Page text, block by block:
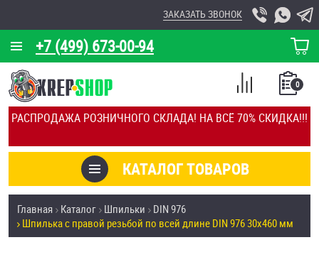
РАСПРОДАЖА РОЗНИЧНОГО СКЛАДА! НА ВСЁ 70% СКИДКА!!!
+7 (499) 673-00-94
ЗАКАЗАТЬ ЗВОНОК
КОРЗИНА
О КОМПАНИИ
КАЛЬКУЛЯТОР
ОТЗЫВЫ
УСЛУГИ
СКИДКИ
КАТАЛОГ ТОВАРОВ
0
СПИСОК
СРАВНЕНИЕ
Товары со скидкой
Анкеры
Главная Каталог Шпильки
DIN 976
Шпилька с правой резьбой по всей длине DIN 976 30х460 мм